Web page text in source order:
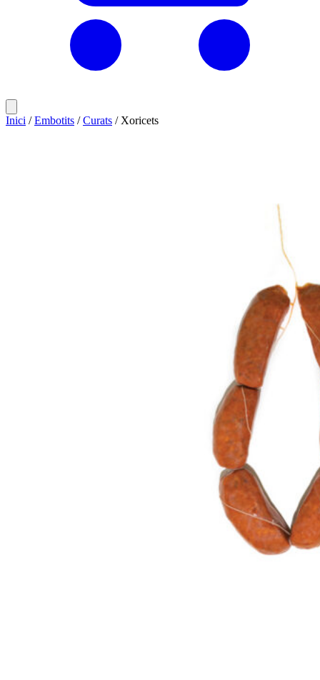
Inici /Embotits /Curats / Xoricets